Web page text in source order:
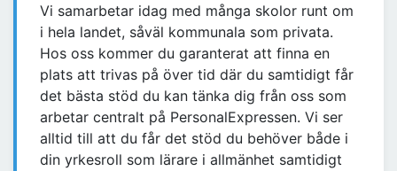
Vi samarbetar idag med många skolor runt om
i hela landet, såväl kommunala som privata.
Hos oss kommer du garanterat att finna en
plats att trivas på över tid där du samtidigt får
det bästa stöd du kan tänka dig från oss som
arbetar centralt på PersonalExpressen. Vi ser
alltid till att du får det stöd du behöver både i
din yrkesroll som lärare i allmänhet samtidigt